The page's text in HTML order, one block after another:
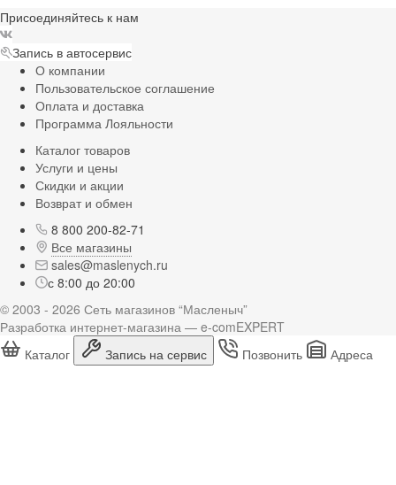
Присоединяйтесь к нам
Запись в автосервис
О компании
Пользовательское соглашение
Оплата и доставка
Программа Лояльности
Каталог товаров
Услуги и цены
Скидки и акции
Возврат и обмен
8 800 200-82-71
Все магазины
sales@maslenych.ru
с 8:00 до 20:00
© 2003 - 2026 Сеть магазинов “Масленыч”
Разработка интернет-магазина — e-comEXPERT
Каталог
Запись на сервис Позвонить Адреса